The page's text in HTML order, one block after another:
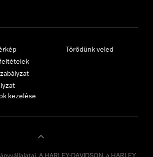
kezelése
Törődünk veled
A HARLEY-DAVIDSON, a HARLEY,